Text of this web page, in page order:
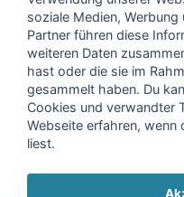
Einwilligungserklärung
beschrieben, zu und
vollendet habe. Ich kann
Wirkung für die Zukunft
finden Sie in unserer
soziale Medien,
Partner führen diese
weiteren Daten
hast oder die sie im
gesammelt haben. Du
Cookies und verwandter
Webseite erfahren, wenn
liest.